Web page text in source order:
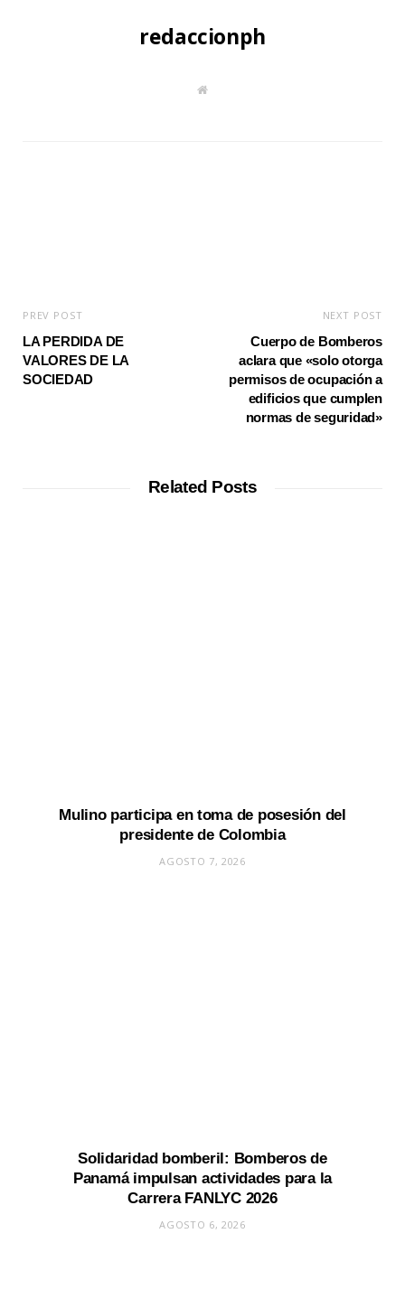
redaccionph
W
PREV POST
LA PERDIDA DE
VALORES DE LA
SOCIEDAD
NEXT POST
Cuerpo de Bomberos
aclara que «solo otorga
permisos de ocupación a
edificios que cumplen
normas de seguridad»
Related Posts
Mulino participa en toma de posesión del
presidente de Colombia
AGOSTO 7, 2026
Solidaridad bomberil: Bomberos de
Panamá impulsan actividades para la
Carrera FANLYC 2026
AGOSTO 6, 2026